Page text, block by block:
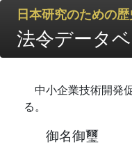
日本研究のための
法令データ
中小企業技術開発
る。
御名御璽